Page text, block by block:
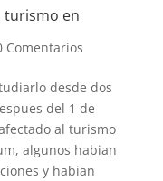
turismo en
Comentarios
desde dos
del 1 de
al turismo
algunos habian
y habian